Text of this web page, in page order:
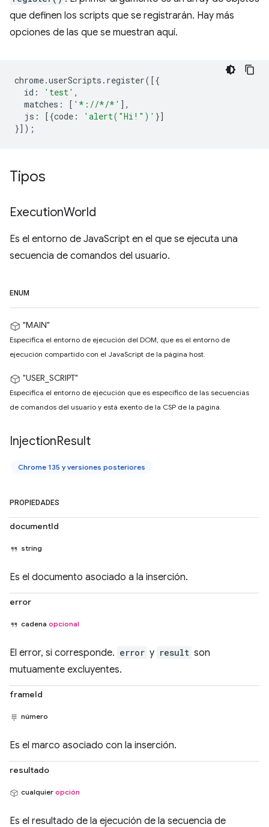
que definen los scripts que se registrarán. Hay más
opciones de las que se muestran aquí.
chrome.userScripts . register([{
id : 'test' ,
matches : [ '*://*/*' ],
js : [{code : 'alert("Hi!")' }]
}]);
Tipos
ExecutionWorld
Es el entorno de JavaScript en el que se ejecuta una
secuencia de comandos del usuario.
ENUM
"MAIN"
Especifica el entorno de ejecución del DOM, que es el entorno de
ejecución compartido con el JavaScript de la página host.
"USER_SCRIPT"
Especifica el entorno de ejecución que es específico de las secuencias
de comandos del usuario y está exento de la CSP de la página.
InjectionResult
Chrome 135 y versiones posteriores
PROPIEDADES
documentId
string
Es el documento asociado a la inserción.
error
cadena opcional
El error, si corresponde. error y result son
mutuamente excluyentes.
frameId
número
Es el marco asociado con la inserción.
resultado
cualquier opción
Es el resultado de la ejecución de la secuencia de